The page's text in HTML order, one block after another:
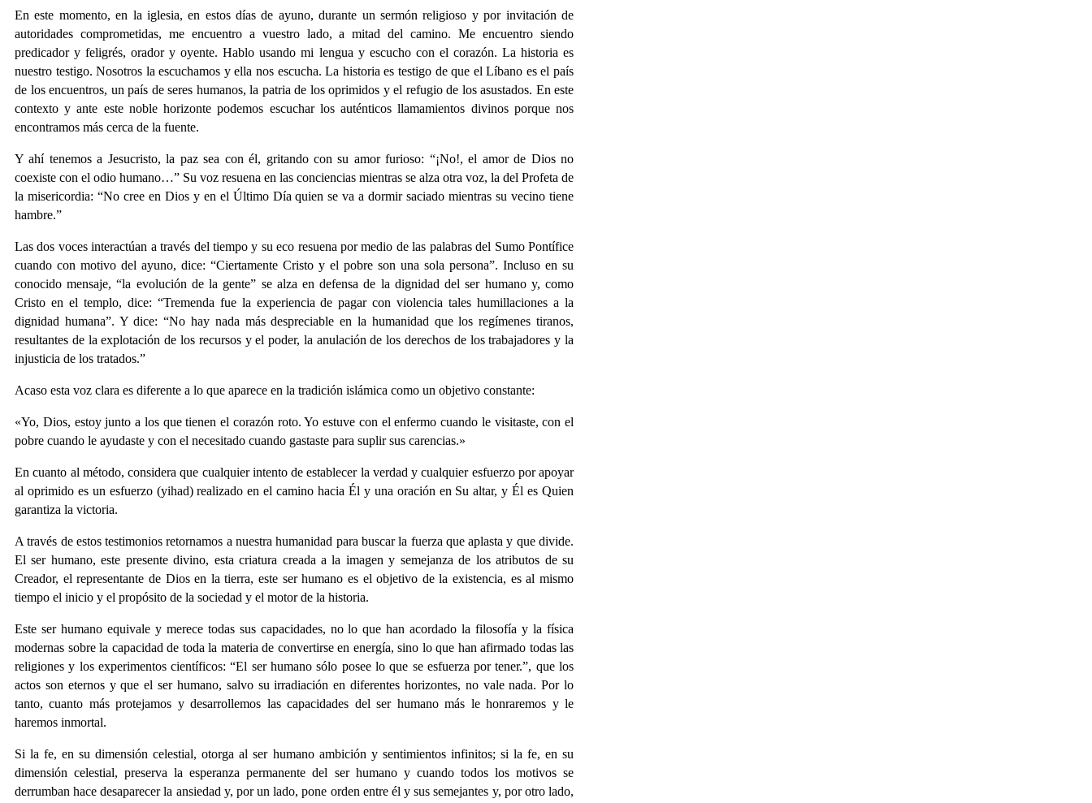
En este momento, en la iglesia, en estos días de ayuno, durante un sermón religioso y por invitación de
autoridades comprometidas, me encuentro a vuestro lado, a mitad del camino. Me encuentro siendo
predicador y feligrés, orador y oyente. Hablo usando mi lengua y escucho con el corazón. La historia es
nuestro testigo. Nosotros la escuchamos y ella nos escucha. La historia es testigo de que el Líbano es el país
de los encuentros, un país de seres humanos, la patria de los oprimidos y el refugio de los asustados. En este
contexto y ante este noble horizonte podemos escuchar los auténticos llamamientos divinos porque nos
encontramos más cerca de la fuente.
Y ahí tenemos a Jesucristo, la paz sea con él, gritando con su amor furioso: “¡No!, el amor de Dios no
coexiste con el odio humano…” Su voz resuena en las conciencias mientras se alza otra voz, la del Profeta de
la misericordia: “No cree en Dios y en el Último Día quien se va a dormir saciado mientras su vecino tiene
hambre.”
Las dos voces interactúan a través del tiempo y su eco resuena por medio de las palabras del Sumo Pontífice
cuando con motivo del ayuno, dice: “Ciertamente Cristo y el pobre son una sola persona”. Incluso en su
conocido mensaje, “la evolución de la gente” se alza en defensa de la dignidad del ser humano y, como
Cristo en el templo, dice: “Tremenda fue la experiencia de pagar con violencia tales humillaciones a la
dignidad humana”. Y dice: “No hay nada más despreciable en la humanidad que los regímenes tiranos,
resultantes de la explotación de los recursos y el poder, la anulación de los derechos de los trabajadores y la
injusticia de los tratados.”
Acaso esta voz clara es diferente a lo que aparece en la tradición islámica como un objetivo constante:
«Yo, Dios, estoy junto a los que tienen el corazón roto. Yo estuve con el enfermo cuando le visitaste, con el
pobre cuando le ayudaste y con el necesitado cuando gastaste para suplir sus carencias.»
En cuanto al método, considera que cualquier intento de establecer la verdad y cualquier esfuerzo por apoyar
al oprimido es un esfuerzo (yihad) realizado en el camino hacia Él y una oración en Su altar, y Él es Quien
garantiza la victoria.
A través de estos testimonios retornamos a nuestra humanidad para buscar la fuerza que aplasta y que divide.
El ser humano, este presente divino, esta criatura creada a la imagen y semejanza de los atributos de su
Creador, el representante de Dios en la tierra, este ser humano es el objetivo de la existencia, es al mismo
tiempo el inicio y el propósito de la sociedad y el motor de la historia.
Este ser humano equivale y merece todas sus capacidades, no lo que han acordado la filosofía y la física
modernas sobre la capacidad de toda la materia de convertirse en energía, sino lo que han afirmado todas las
religiones y los experimentos científicos: “El ser humano sólo posee lo que se esfuerza por tener.”, que los
actos son eternos y que el ser humano, salvo su irradiación en diferentes horizontes, no vale nada. Por lo
tanto, cuanto más protejamos y desarrollemos las capacidades del ser humano más le honraremos y le
haremos inmortal.
Si la fe, en su dimensión celestial, otorga al ser humano ambición y sentimientos infinitos; si la fe, en su
dimensión celestial, preserva la esperanza permanente del ser humano y cuando todos los motivos se
derrumban hace desaparecer la ansiedad y, por un lado, pone orden entre él y sus semejantes y, por otro lado,